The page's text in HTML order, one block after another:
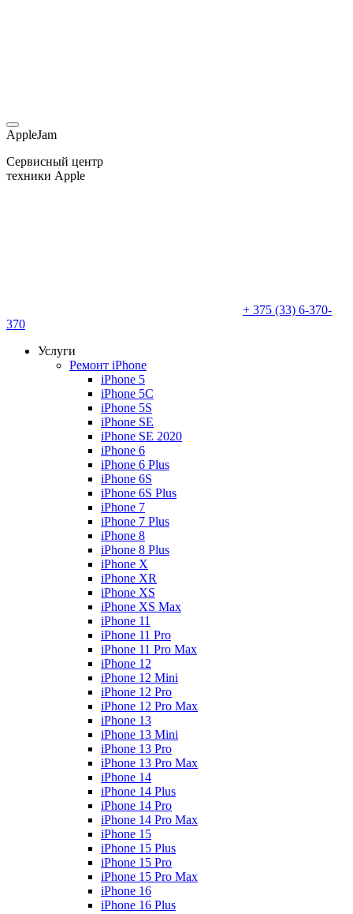
AppleJam
Сервисный центр
техники Apple
+ 375 (33) 6-370-
370
Услуги
Ремонт iPhone
iPhone 5
iPhone 5C
iPhone 5S
iPhone SE
iPhone SE 2020
iPhone 6
iPhone 6 Plus
iPhone 6S
iPhone 6S Plus
iPhone 7
iPhone 7 Plus
iPhone 8
iPhone 8 Plus
iPhone X
iPhone XR
iPhone XS
iPhone XS Max
iPhone 11
iPhone 11 Pro
iPhone 11 Pro Max
iPhone 12
iPhone 12 Mini
iPhone 12 Pro
iPhone 12 Pro Max
iPhone 13
iPhone 13 Mini
iPhone 13 Pro
iPhone 13 Pro Max
iPhone 14
iPhone 14 Plus
iPhone 14 Pro
iPhone 14 Pro Max
iPhone 15
iPhone 15 Plus
iPhone 15 Pro
iPhone 15 Pro Max
iPhone 16
iPhone 16 Plus